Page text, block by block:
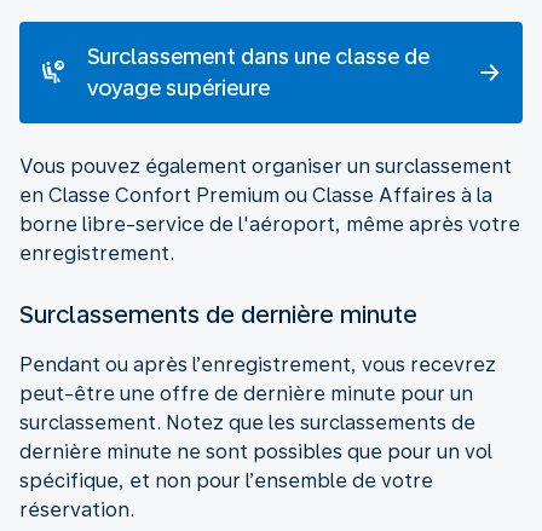
Surclassement dans une classe de
voyage supérieure
Vous pouvez également organiser un surclassement
en Classe Confort Premium ou Classe Affaires à la
borne libre-service de l'aéroport, même après votre
enregistrement.
Surclassements de dernière minute
Pendant ou après l’enregistrement, vous recevrez
peut-être une offre de dernière minute pour un
surclassement. Notez que les surclassements de
dernière minute ne sont possibles que pour un vol
spécifique, et non pour l’ensemble de votre
réservation.